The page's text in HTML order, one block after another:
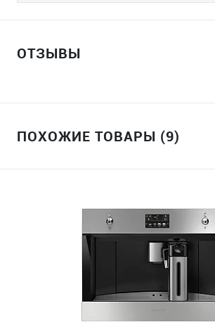
ОТЗЫВЫ
ПОХОЖИЕ ТОВАРЫ (9)